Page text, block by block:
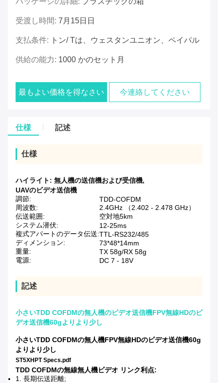
受渡し時間: 7月15日日
支払条件: トン/ Tは、ウェスタンユニオン、ペイパル
供給の能力: 1000 かのセット月
最もよい価格を得なさい 今連絡してください
仕様 記述
仕様
ハイライト: 無人機の送信機および受信機,
UAVのビデオ送信機
調節:
TDD-COFDM
周波数:
2.4GHz （2.402 - 2.478 GHz）
伝送範囲:
空対地5km
システム潜伏:
12-25ms
複式アパートのデータ伝送:TTL-RS232/485
ディメンション:
73*48*14mm
重量:
TX 58g/RX 58g
電源:
DC 7 - 18V
記述
小さいTDD COFDMの無人機のビデオ送信機FPV無線HDのビ
デオ送信機60gよりより少し
小さいTDD COFDMの無人機FPV無線HDのビデオ送信機60g
よりより少し
ST5XHPT Specs.pdf
TDD COFDMの無線無人機ビデオ リンク利点:
1. 長期伝送距離;